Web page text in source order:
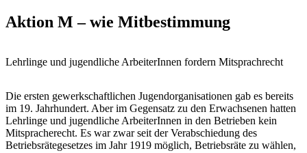
Aktion M – wie Mitbestimmung
Lehrlinge und jugendliche ArbeiterInnen fordern Mitsprachrecht
Die ersten gewerkschaftlichen Jugendorganisationen gab es bereits
im 19. Jahrhundert. Aber im Gegensatz zu den Erwachsenen hatten
Lehrlinge und jugendliche ArbeiterInnen in den Betrieben kein
Mitspracherecht. Es war zwar seit der Verabschiedung des
Betriebsrätegesetzes im Jahr 1919 möglich, Betriebsräte zu wählen,